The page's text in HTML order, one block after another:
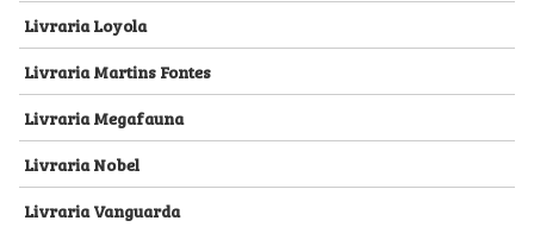
Livraria Loyola
Livraria Martins Fontes
Livraria Megafauna
Livraria Nobel
Livraria Vanguarda